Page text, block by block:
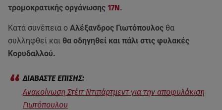
τρομοκρατικής οργάνωσης 17Ν.
Κατά συνέπεια ο Αλέξανδρος Γιωτόπουλος θα
συλληφθεί και θα οδηγηθεί και πάλι στις φυλακές
Κορυδαλλού.
Ανακοίνωση Στέιτ Ντιπάρτμεντ για την αποφυλάκιση
Γιωτόπουλου